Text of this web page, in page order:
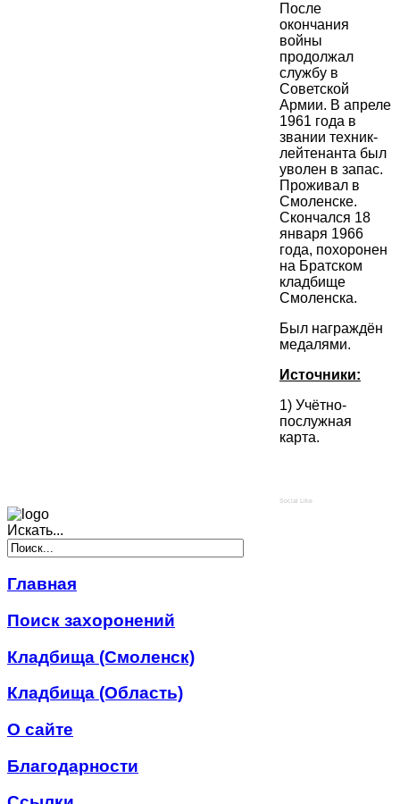
После
окончания
войны
продолжал
службу в
Советской
Армии. В апреле
1961 года в
звании техник-
лейтенанта был
уволен в запас.
Проживал в
Смоленске.
Скончался 18
января 1966
года, похоронен
на Братском
кладбище
Смоленска.
Был награждён
медалями.
Источники:
1) Учётно-
послужная
карта.
Social Like
Искать...
Главная
Поиск захоронений
Кладбища (Смоленск)
Кладбища (Область)
О сайте
Благодарности